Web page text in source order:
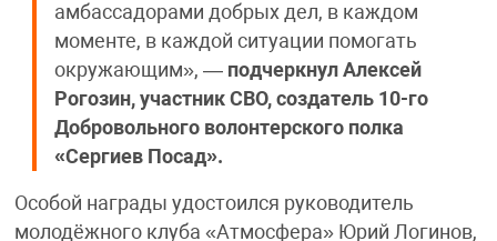
амбассадорами добрых дел, в каждом
моменте, в каждой ситуации помогать
окружающим», — подчеркнул Алексей
Рогозин, участник СВО, создатель 10-го
Добровольного волонтерского полка
«Сергиев Посад».
Особой награды удостоился руководитель
молодёжного клуба «Атмосфера» Юрий Логинов,